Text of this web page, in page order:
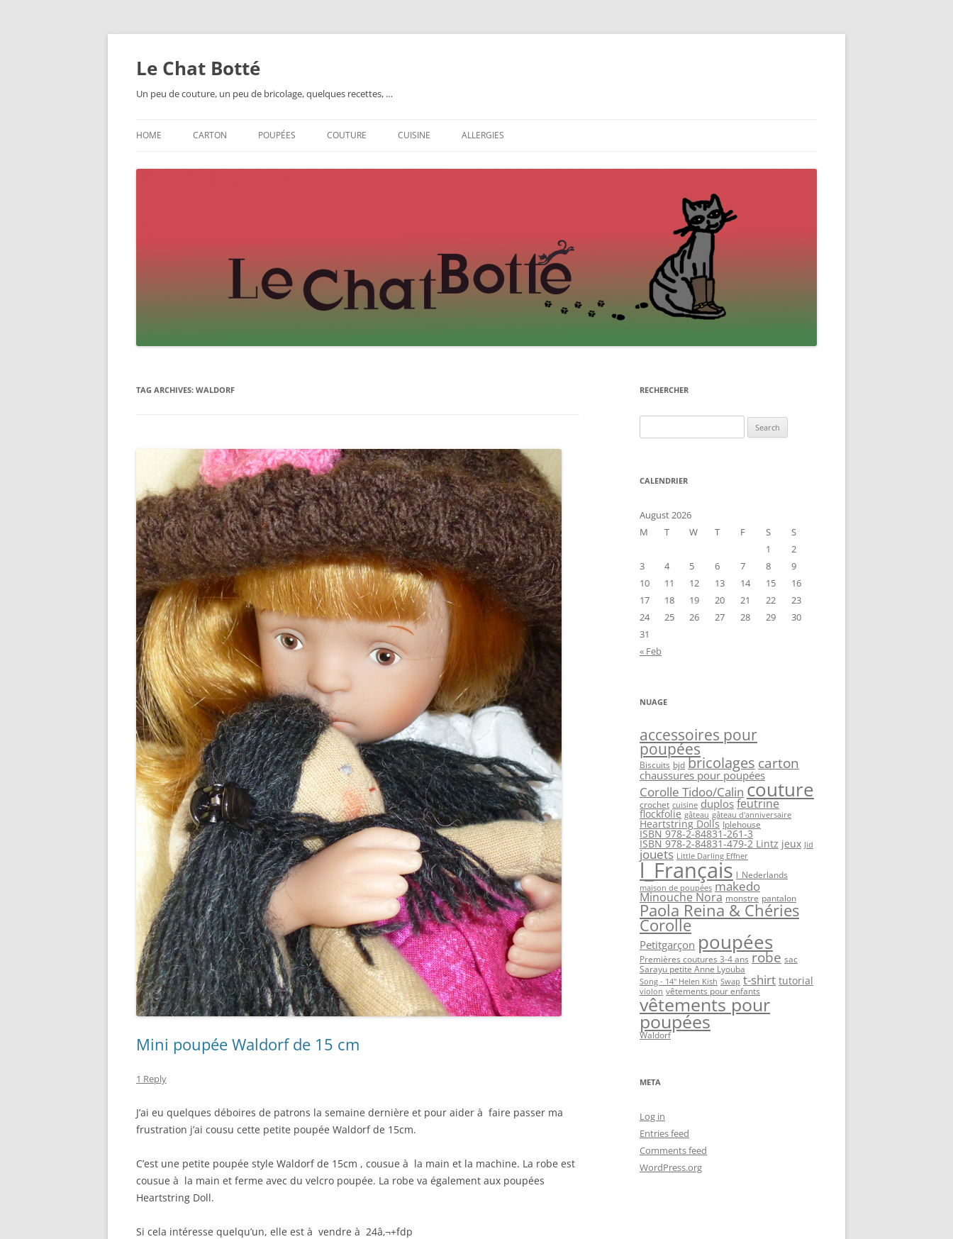
Skip
Le Chat Botté
Un peu de couture, un peu de bricolage, quelques recettes, …
HOME CARTON POUPÉES COUTURE CUISINE ALLERGIES
TAG ARCHIVES: WALDORF
Mini poupée Waldorf de 15 cm
1 Reply
J’ai eu quelques déboires de patrons la semaine dernière et pour aider à faire passer ma
frustration j’ai cousu cette petite poupée Waldorf de 15cm.
C’est une petite poupée style Waldorf de 15cm , cousue à la main et la machine. La robe est
cousue à la main et ferme avec du velcro poupée. La robe va également aux poupées
Heartstring Doll.
Si cela intéresse quelqu’un, elle est à vendre à 24â‚¬+fdp
RECHERCHER
for:
CALENDRIER
August 2026
M
T W T F S
S
1
2
3
4 5 6 7 8
9
10
11 12 13 14 15
16
17
18 19 20 21 22
23
24
25 26 27 28 29
30
31
« Feb
NUAGE
accessoires pour
poupées
Biscuits bjd bricolages carton
chaussures pour poupées
Corolle Tidoo/Calin couture
crochet cuisine duplos feutrine
flockfolie gâteau gâteau d'anniversaire
Heartstring Dolls Iplehouse
ISBN 978-2-84831-261-3
ISBN 978-2-84831-479-2 Lintz jeux Jid
jouets Little Darling Effner
l_Français l_Nederlands
maison de poupées makedo
Minouche Nora monstre pantalon
Paola Reina & Chéries
Corolle
Petitgarçon poupées
Premières coutures 3-4 ans robe sac
Sarayu petite Anne Lyouba
Song - 14" Helen Kish Swap t-shirt tutorial
violon vêtements pour enfants
vêtements pour
poupées
Waldorf
META
Log in
Entries feed
Comments feed
WordPress.org